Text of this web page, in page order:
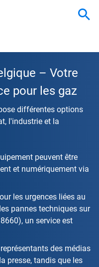
– Votre
pour les gaz
différentes options
l'industrie et la
peuvent être
et numériquement via
les urgences liées au
pannes techniques sur
un service est
des médias
presse, tandis que les